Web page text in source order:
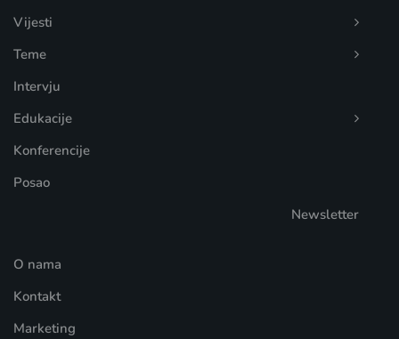
Vijesti
Teme
Intervju
Edukacije
Konferencije
Posao
Newsletter
O nama
Kontakt
Marketing